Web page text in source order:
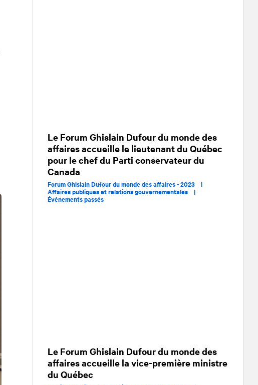
Le Forum Ghislain Dufour du monde des
affaires accueille le lieutenant du Québec
pour le chef du Parti conservateur du
Canada
Forum Ghislain Dufour du monde des affaires - 2023 |
Affaires publiques et relations gouvernementales |
Événements passés
Le Forum Ghislain Dufour du monde des
affaires accueille la vice-première ministre
du Québec